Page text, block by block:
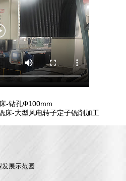
-钻孔Φ100mm
床-大型风电转子定子铣削加工
展示范园